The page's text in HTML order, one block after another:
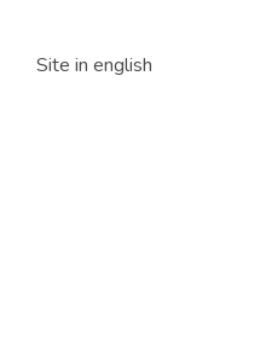
Site in english